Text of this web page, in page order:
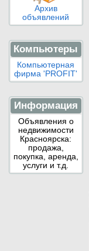
Архив
объявлений
Компьютеры
Компьютерная
фирма 'PROFIT'
Информация
Объявления о
недвижимости
Красноярска:
продажа,
покупка, аренда,
услуги и т.д.